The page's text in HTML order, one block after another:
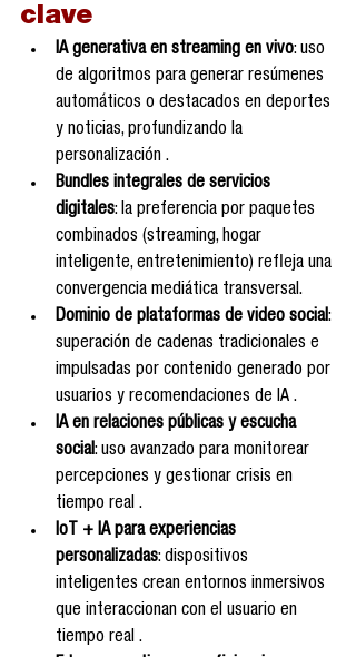
clave
IA generativa en streaming en vivo: uso
de algoritmos para generar resúmenes
automáticos o destacados en deportes
y noticias, profundizando la
personalización .
Bundles integrales de servicios
digitales: la preferencia por paquetes
combinados (streaming, hogar
inteligente, entretenimiento) refleja una
convergencia mediática transversal.
Dominio de plataformas de video social:
superación de cadenas tradicionales e
impulsadas por contenido generado por
usuarios y recomendaciones de IA .
IA en relaciones públicas y escucha
social: uso avanzado para monitorear
percepciones y gestionar crisis en
tiempo real .
IoT + IA para experiencias
personalizadas: dispositivos
inteligentes crean entornos inmersivos
que interaccionan con el usuario en
tiempo real .